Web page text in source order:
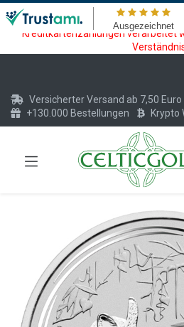
Wartungsarbeiten am Kreditkarten
Zeit vom 20.07. - 09.08.2026
Kreditkartenzahlungen verarbeitet
Versicherter Versand ab 7,50 Euro
+130.000 Bestellungen
Krypto